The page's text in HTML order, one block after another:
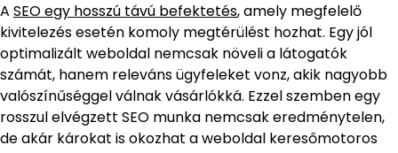
A SEO egy hosszú távú befektetés, amely megfelelő
kivitelezés esetén komoly megtérülést hozhat. Egy jól
optimalizált weboldal nemcsak növeli a látogatók
számát, hanem releváns ügyfeleket vonz, akik nagyobb
valószínűséggel válnak vásárlókká. Ezzel szemben egy
rosszul elvégzett SEO munka nemcsak eredménytelen,
de akár károkat is okozhat a weboldal keresőmotoros